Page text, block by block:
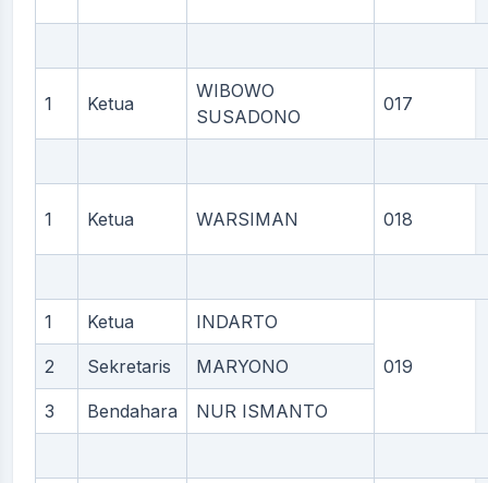
1 Ketua
WIBOWO
SUSADONO
017
1 Ketua WARSIMAN 018
1 Ketua INDARTO
019
2 Sekretaris MARYONO
3 Bendahara NUR ISMANTO